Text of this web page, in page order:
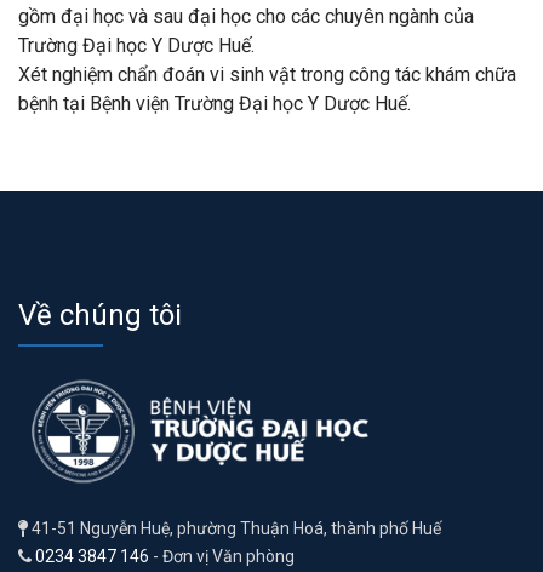
gồm đại học và sau đại học cho các chuyên ngành của
Trường Đại học Y Dược Huế.
Xét nghiệm chẩn đoán vi sinh vật trong công tác khám chữa
bệnh tại Bệnh viện Trường Đại học Y Dược Huế.
Về chúng tôi
41-51 Nguyễn Huệ, phường Thuận Hoá, thành phố Huế
0234 3847 146 - Đơn vị Văn phòng